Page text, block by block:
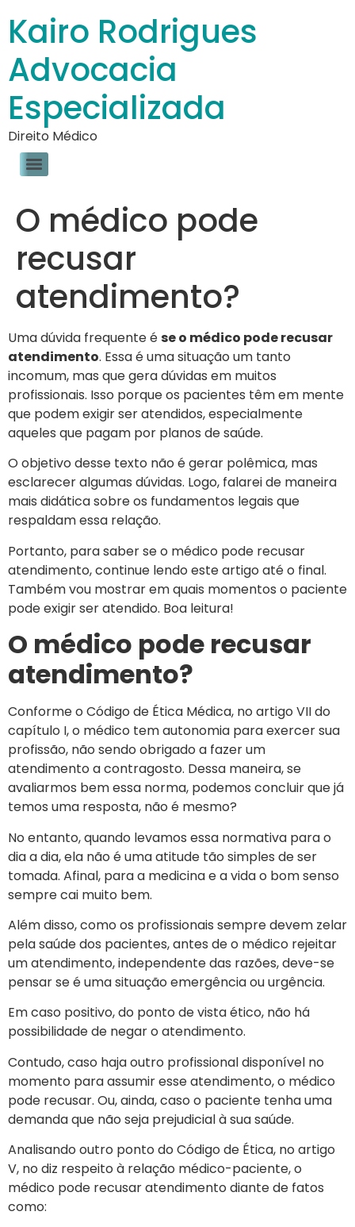
Kairo Rodrigues
Advocacia
Especializada
Direito Médico
O médico pode
recusar
atendimento?
Uma dúvida frequente ése o médico pode recusar
atendimento. Essa é uma situação um tanto
incomum, mas que gera dúvidas em muitos
profissionais. Isso porque os pacientes têm em mente
que podem exigir ser atendidos, especialmente
aqueles que pagam por planos de saúde.
O objetivo desse texto não é gerar polêmica, mas
esclarecer algumas dúvidas. Logo, falarei de maneira
mais didática sobre os fundamentos legais que
respaldam essa relação.
Portanto, para saber se o médico pode recusar
atendimento, continue lendo este artigo até o final.
Também vou mostrar em quais momentos o paciente
pode exigir ser atendido. Boa leitura!
O médico pode recusar
atendimento?
Conforme o Código de Ética Médica, no artigo VII do
capítulo I, o médico tem autonomia para exercer sua
profissão, não sendo obrigado a fazer um
atendimento a contragosto. Dessa maneira, se
avaliarmos bem essa norma, podemos concluir que já
temos uma resposta, não é mesmo?
No entanto, quando levamos essa normativa para o
dia a dia, ela não é uma atitude tão simples de ser
tomada. Afinal, para a medicina e a vida o bom senso
sempre cai muito bem.
Além disso, como os profissionais sempre devem zelar
pela saúde dos pacientes, antes de o médico rejeitar
um atendimento, independente das razões, deve-se
pensar se é uma situação emergência ou urgência.
Em caso positivo, do ponto de vista ético, não há
possibilidade de negar o atendimento.
Contudo, caso haja outro profissional disponível no
momento para assumir esse atendimento, o médico
pode recusar. Ou, ainda, caso o paciente tenha uma
demanda que não seja prejudicial à sua saúde.
Analisando outro ponto do Código de Ética, no artigo
V, no diz respeito à relação médico-paciente, o
médico pode recusar atendimento diante de fatos
como: